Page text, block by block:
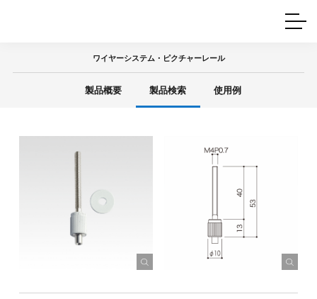
ついて
産業用ワイヤー
技術
サポート
製品の安全と品質について
ワイヤーシステム・ピクチャーレール
製品概要 製品検索 使用例